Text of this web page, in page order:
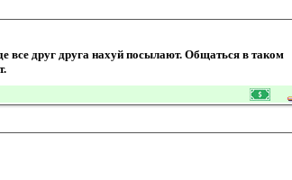
все друг друга нахуй посылают. Общаться в таком